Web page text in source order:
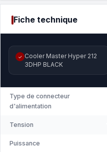
Fiche technique
✓ Cooler Master Hyper 212
3DHP BLACK
Type de connecteur
d'alimentation
Tension
Puissance